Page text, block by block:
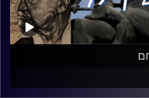
העולם השנייה מתקשרת ישירות